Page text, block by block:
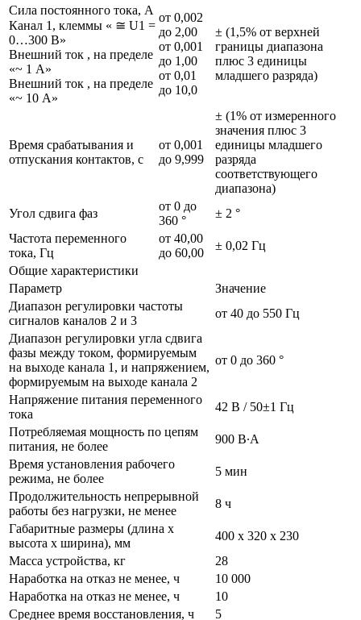
Сила постоянного тока, А
Канал 1, клеммы « ≅ U1 =
0…300 В»
Внешний ток , на пределе
«~ 1 А»
Внешний ток , на пределе
«~ 10 А»
от 0,002
до 2,00
от 0,001
до 1,00
от 0,01
до 10,0
± (1,5% от верхней
границы диапазона
плюс 3 единицы
младшего разряда)
Время срабатывания и
отпускания контактов, с
от 0,001
до 9,999
± (1% от измеренного
значения плюс 3
единицы младшего
разряда
соответствующего
диапазона)
Угол сдвига фаз
от 0 до
360 °
± 2 °
Частота переменного
тока, Гц
от 40,00
до 60,00
± 0,02 Гц
Общие характеристики
Параметр
Значение
Диапазон регулировки частоты
сигналов каналов 2 и 3
от 40 до 550 Гц
Диапазон регулировки угла сдвига
фазы между током, формируемым
на выходе канала 1, и напряжением,
формируемым на выходе канала 2
от 0 до 360 °
Напряжение питания переменного
тока
42 В / 50±1 Гц
Потребляемая мощность по цепям
питания, не более
900 В∙А
Время установления рабочего
режима, не более
5 мин
Продолжительность непрерывной
работы без нагрузки, не менее
8 ч
Габаритные размеры (длина х
высота х ширина), мм
400 х 320 х 230
Масса устройства, кг
28
Наработка на отказ не менее, ч
10 000
Наработка на отказ не менее, ч
10
Среднее время восстановления, ч
5